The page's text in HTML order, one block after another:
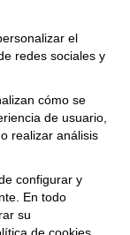
algunas de
estudio
en líderes
el
redes sociales y
cómo se
de usuario,
realizar análisis
configurar y
En todo
su